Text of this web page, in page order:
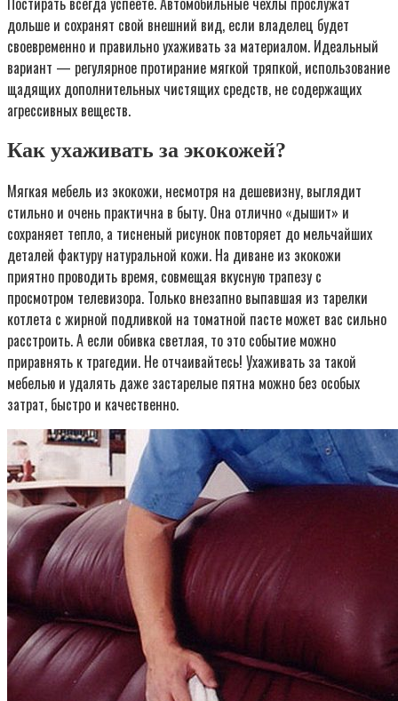
дольше и сохранят свой внешний вид, если владелец будет
своевременно и правильно ухаживать за материалом. Идеальный
вариант — регулярное протирание мягкой тряпкой, использование
щадящих дополнительных чистящих средств, не содержащих
агрессивных веществ.
Как ухаживать за экокожей?
Мягкая мебель из экокожи, несмотря на дешевизну, выглядит
стильно и очень практична в быту. Она отлично «дышит» и
сохраняет тепло, а тисненый рисунок повторяет до мельчайших
деталей фактуру натуральной кожи. На диване из экокожи
приятно проводить время, совмещая вкусную трапезу с
просмотром телевизора. Только внезапно выпавшая из тарелки
котлета с жирной подливкой на томатной пасте может вас сильно
расстроить. А если обивка светлая, то это событие можно
приравнять к трагедии. Не отчаивайтесь! Ухаживать за такой
мебелью и удалять даже застарелые пятна можно без особых
затрат, быстро и качественно.